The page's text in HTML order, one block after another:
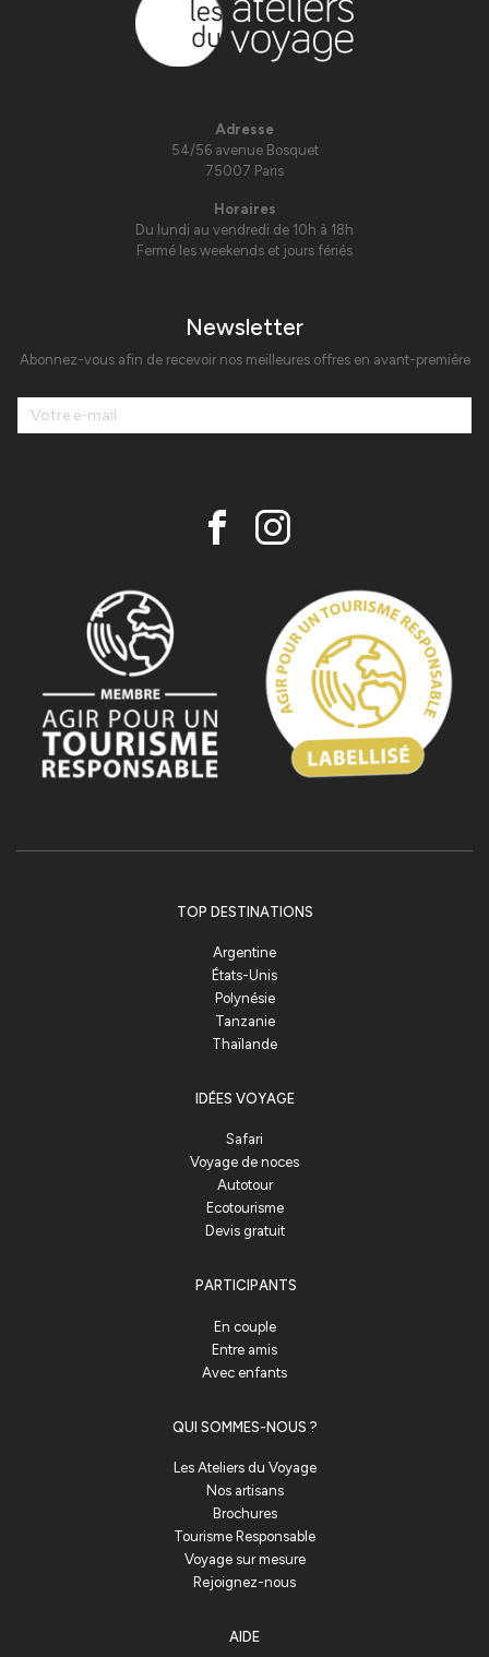
Adresse
54/56 avenue Bosquet
75007 Paris
Horaires
Du lundi au vendredi de 10h à 18h
Fermé les weekends et jours fériés
Newsletter
Abonnez-vous afin de recevoir nos meilleures offres en avant-première
TOP DESTINATIONS
Argentine
États-Unis
Polynésie
Tanzanie
Thaïlande
IDÉES VOYAGE
Safari
Voyage de noces
Autotour
Ecotourisme
Devis gratuit
PARTICIPANTS
En couple
Entre amis
Avec enfants
QUI SOMMES-NOUS ?
Les Ateliers du Voyage
Nos artisans
Brochures
Tourisme Responsable
Voyage sur mesure
Rejoignez-nous
AIDE